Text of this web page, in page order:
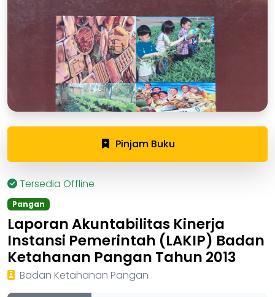
Pinjam Buku
Tersedia Offline
Pangan
Laporan Akuntabilitas Kinerja
Instansi Pemerintah (LAKIP) Badan
Ketahanan Pangan Tahun 2013
Badan Ketahanan Pangan